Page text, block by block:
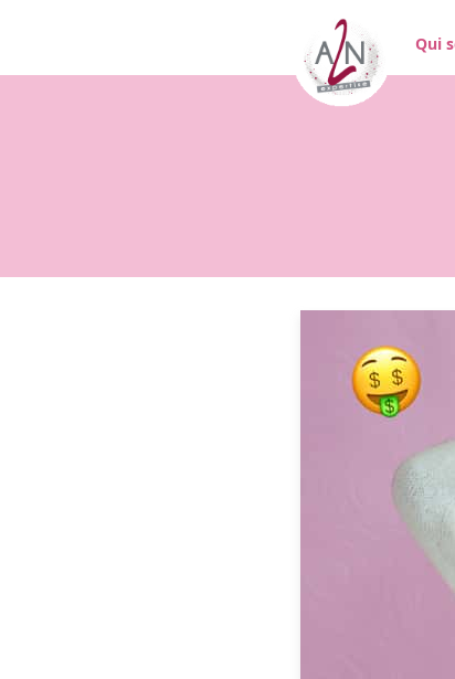
Qui